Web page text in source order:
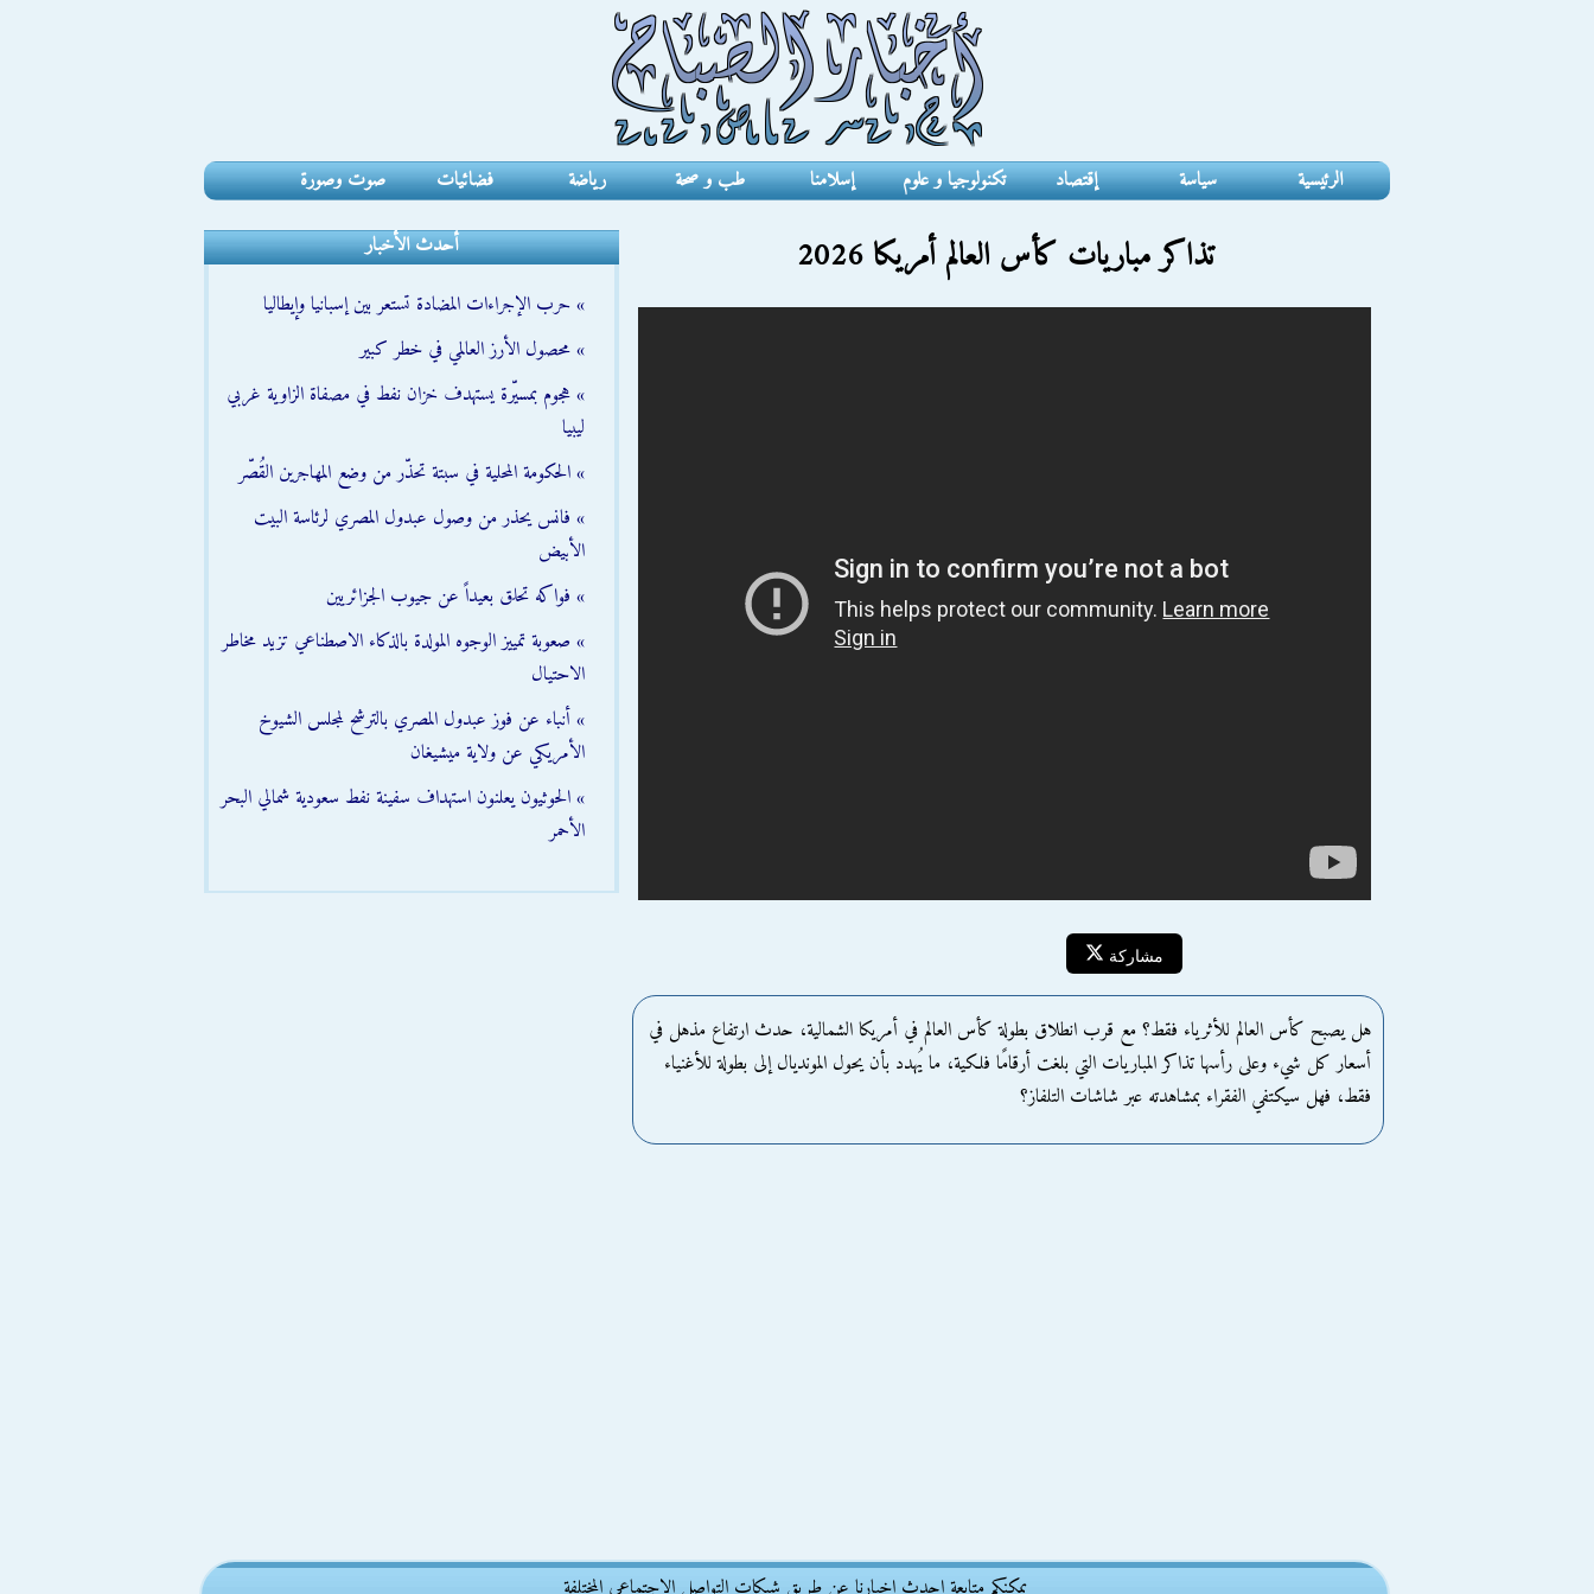
الرئيسية سياسة إقتصاد تكنولوجيا و علوم إسلامنا طب و صحة رياضة فضائيات صوت وصورة
تذاكر مباريات كأس العالم أمريكا 2026
مشاركة
هل يصبح كأس العالم للأثرياء فقط؟ مع قرب انطلاق بطولة كأس العالم في أمريكا الشمالية، حدث ارتفاع مذهل في
أسعار كل شيء وعلى رأسها تذاكر المباريات التي بلغت أرقامًا فلكية، ما يُهدد بأن يحول المونديال إلى بطولة للأغنياء
فقط، فهل سيكتفي الفقراء بمشاهدته عبر شاشات التلفاز؟
أحدث الأخبار
» حرب الإجراءات المضادة تستعر بين إسبانيا وإيطاليا
» محصول الأرز العالمي في خطر كبير
» هجوم بمسيّرة يستهدف خزان نفط في مصفاة الزاوية غربي
ليبيا
» الحكومة المحلية في سبتة تحذّر من وضع المهاجرين القُصّر
» فانس يحذر من وصول عبدول المصري لرئاسة البيت
الأبيض
» فواكه تحلق بعيداً عن جيوب الجزائريين
» صعوبة تمييز الوجوه المولدة بالذكاء الاصطناعي تزيد مخاطر
الاحتيال
» أنباء عن فوز عبدول المصري بالترشح لمجلس الشيوخ
الأمريكي عن ولاية ميشيغان
» الحوثيون يعلنون استهداف سفينة نفط سعودية شمالي البحر
الأحمر